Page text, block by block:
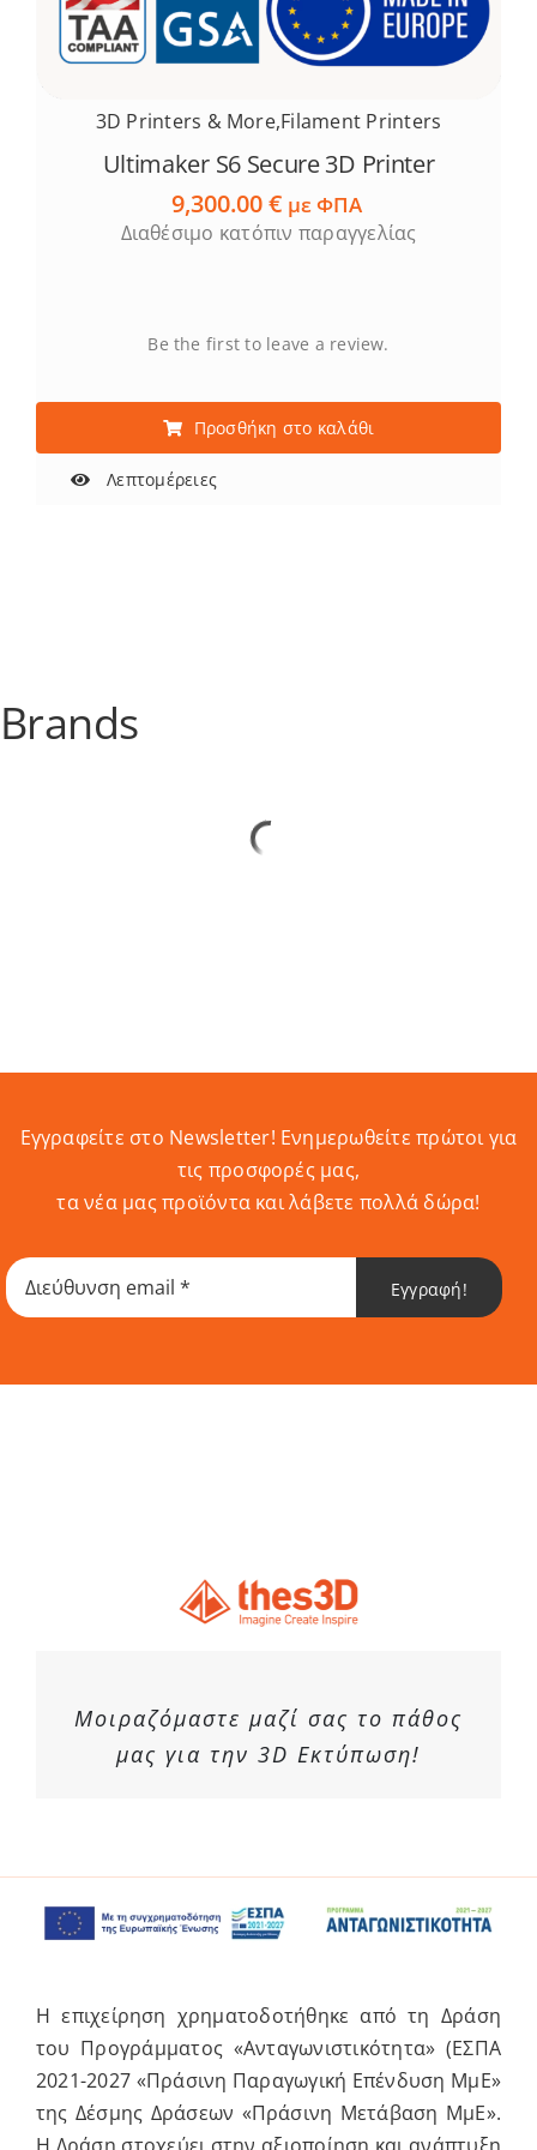
3D Printers & More,Filament Printers
Ultimaker S6 Secure 3D Printer
9,300.00€ με ΦΠΑ
Διαθέσιμο κατόπιν παραγγελίας
Be the first to leave a review.
Προσθήκη στο καλάθι
Λεπτομέρειες
Brands
Εγγραφείτε στο Newsletter! Eνημερωθείτε πρώτοι για
τις προσφορές μας,
τα νέα μας προϊόντα και λάβετε πολλά δώρα!
Εγγραφή!
Μοιραζόμαστε μαζί σας το πάθος
μας για την 3D Εκτύπωση!
Η επιχείρηση χρηματοδοτήθηκε από τη Δράση
του Προγράμματος «Ανταγωνιστικότητα» (ΕΣΠΑ
2021-2027 «Πράσινη Παραγωγική Επένδυση ΜμΕ»
της Δέσμης Δράσεων «Πράσινη Μετάβαση ΜμΕ».